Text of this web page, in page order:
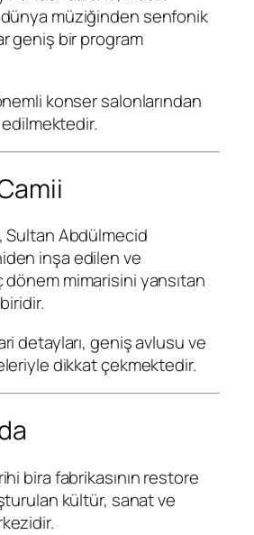
müziğinden senfonik
geniş bir program
konser salonlarından
, Sultan Abdülmecid
inşa edilen ve
dönem mimarisini yansıtan
detayları, geniş avlusu ve
dikkat çekmektedir.
bira fabrikasının restore
kültür, sanat ve